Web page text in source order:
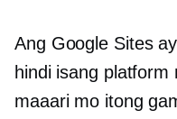
Ang Google Sites
hindi isang
maaari mo itong